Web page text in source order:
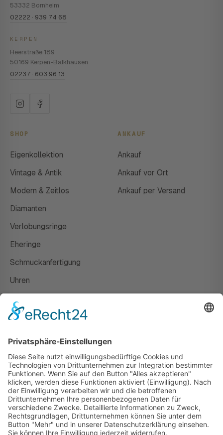
53332 Bornheim
02222 · 939 74 68
KERPEN
Heerstraße 189
50169 Kerpen-Balkhausen
02237 · 603 96 13
SHOP
Eigenkollektion
Vintage & Antik
Modern & Zeitlos
Diamanten
Verlobungsringe
Eheringe
Schmuckanfertigung
Uhren
ANKAUF
Ankauf
Ankauf vor Ort
Ankauf per Versand
Susanne Steiger
Geschäfte
Newsletter
Kontakt